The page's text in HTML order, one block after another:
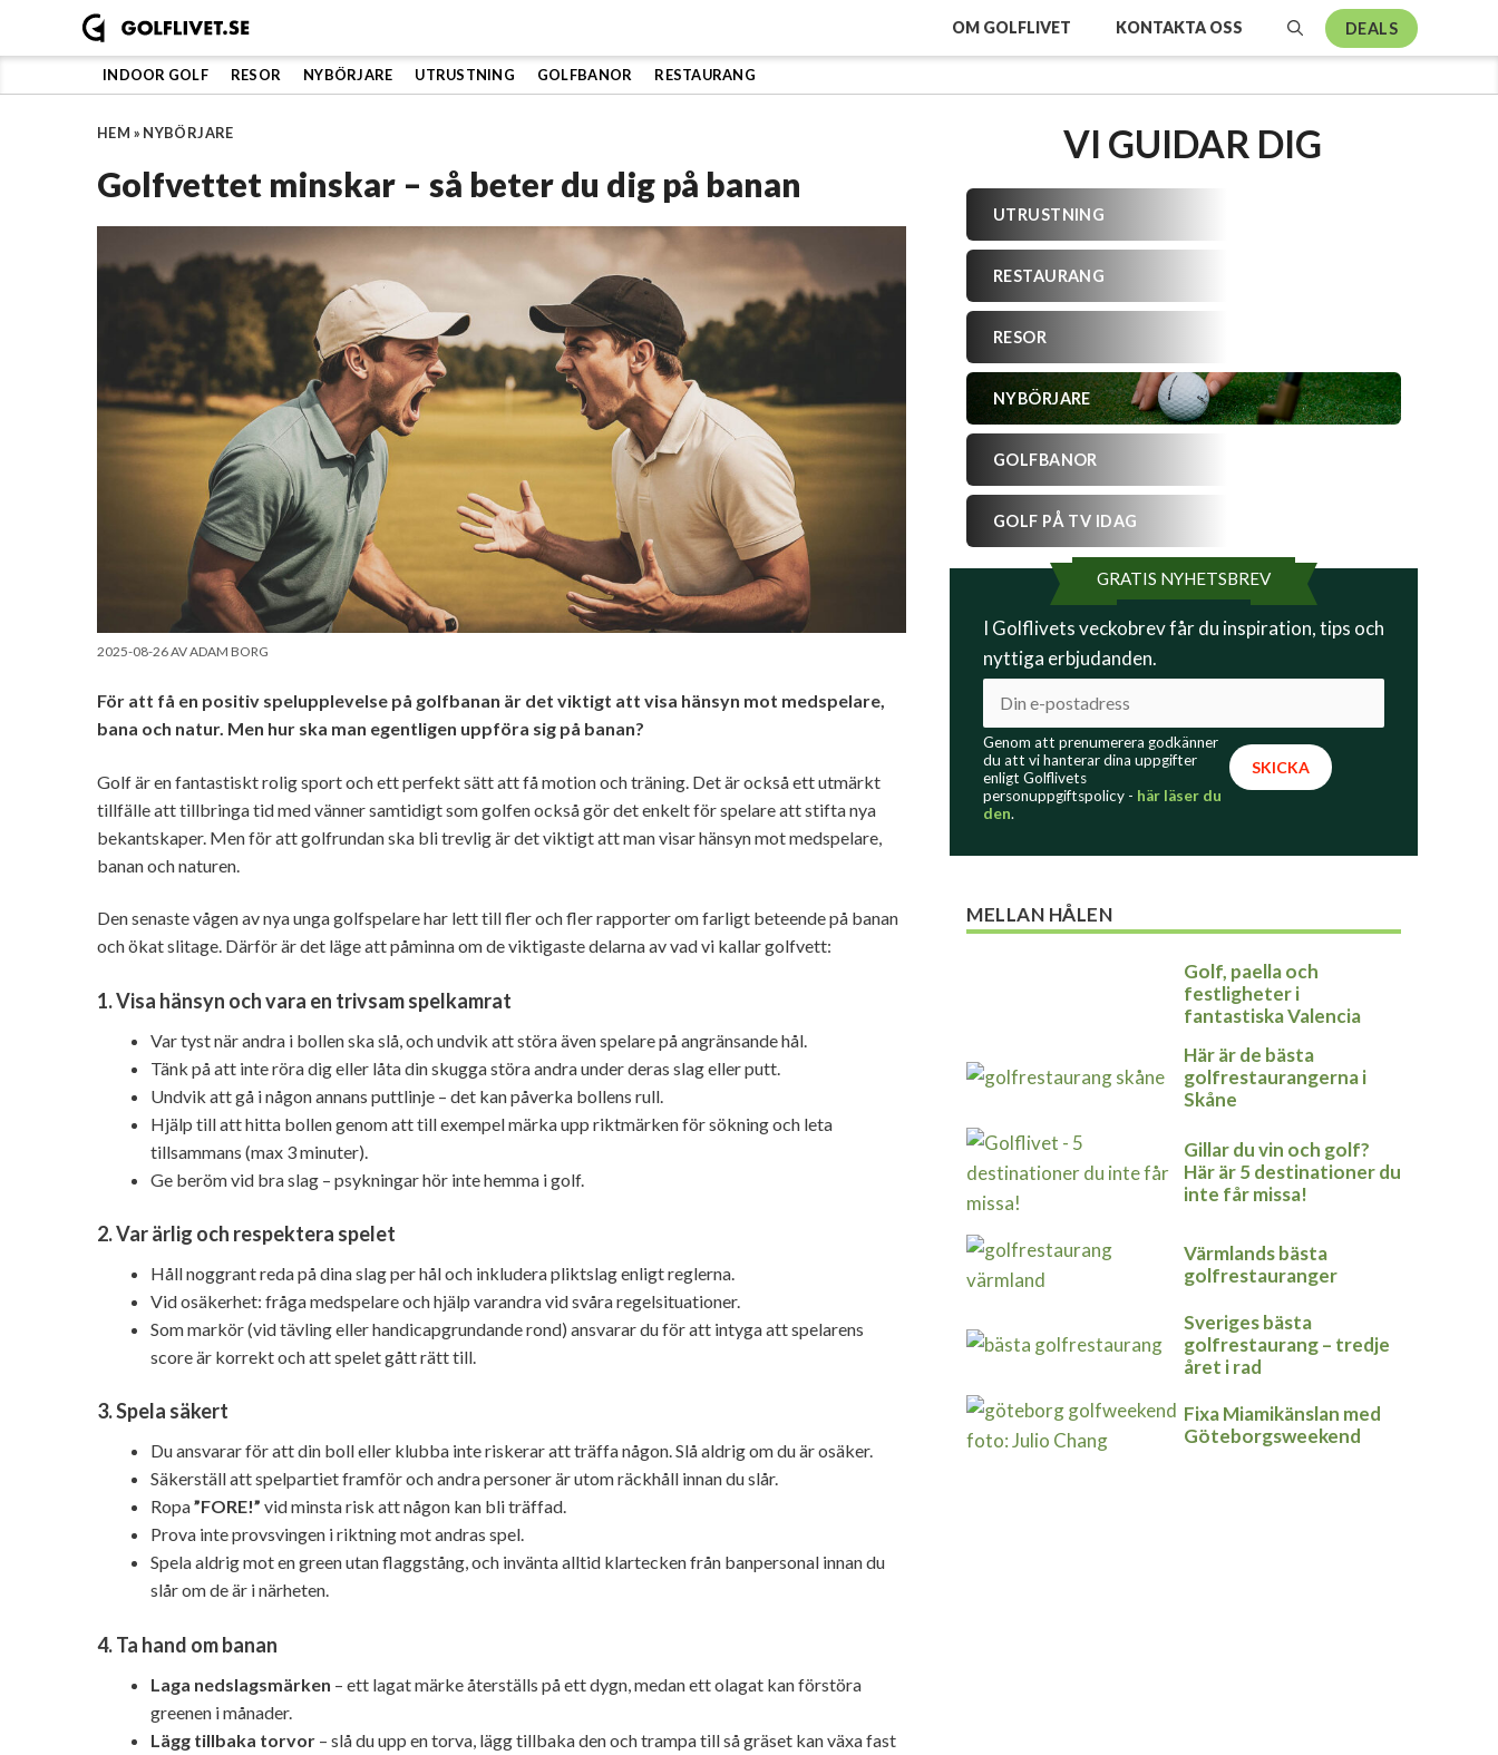
OM GOLFLIVET KONTAKTA OSS DEALS
INDOOR GOLF RESOR NYBÖRJARE UTRUSTNING GOLFBANOR RESTAURANG
HEM » NYBÖRJARE
Golfvettet minskar – så beter du dig på banan
2025-08-26AVADAM BORG
För att få en positiv spelupplevelse på golfbanan är det viktigt att visa hänsyn mot medspelare,
bana och natur. Men hur ska man egentligen uppföra sig på banan?
Golf är en fantastiskt rolig sport och ett perfekt sätt att få motion och träning. Det är också ett utmärkt
tillfälle att tillbringa tid med vänner samtidigt som golfen också gör det enkelt för spelare att stifta nya
bekantskaper. Men för att golfrundan ska bli trevlig är det viktigt att man visar hänsyn mot medspelare,
banan och naturen.
Den senaste vågen av nya unga golfspelare har lett till fler och fler rapporter om farligt beteende på banan
och ökat slitage. Därför är det läge att påminna om de viktigaste delarna av vad vi kallar golfvett:
1. Visa hänsyn och vara en trivsam spelkamrat
Var tyst när andra i bollen ska slå, och undvik att störa även spelare på angränsande hål.
Tänk på att inte röra dig eller låta din skugga störa andra under deras slag eller putt.
Undvik att gå i någon annans puttlinje – det kan påverka bollens rull.
Hjälp till att hitta bollen genom att till exempel märka upp riktmärken för sökning och leta
tillsammans (max 3 minuter).
Ge beröm vid bra slag – psykningar hör inte hemma i golf.
2. Var ärlig och respektera spelet
Håll noggrant reda på dina slag per hål och inkludera pliktslag enligt reglerna.
Vid osäkerhet: fråga medspelare och hjälp varandra vid svåra regelsituationer.
Som markör (vid tävling eller handicapgrundande rond) ansvarar du för att intyga att spelarens
score är korrekt och att spelet gått rätt till.
3. Spela säkert
Du ansvarar för att din boll eller klubba inte riskerar att träffa någon. Slå aldrig om du är osäker.
Säkerställ att spelpartiet framför och andra personer är utom räckhåll innan du slår.
Ropa”FORE!” vid minsta risk att någon kan bli träffad.
Prova inte provsvingen i riktning mot andras spel.
Spela aldrig mot en green utan flaggstång, och invänta alltid klartecken från banpersonal innan du
slår om de är i närheten.
4. Ta hand om banan
Laga nedslagsmärken – ett lagat märke återställs på ett dygn, medan ett olagat kan förstöra
greenen i månader.
Lägg tillbaka torvor – slå du upp en torva, lägg tillbaka den och trampa till så gräset kan växa fast
VI GUIDAR DIG
UTRUSTNING
RESTAURANG
RESOR
NYBÖRJARE
GOLFBANOR
GOLF PÅ TV IDAG
GRATIS NYHETSBREV
I Golflivets veckobrev får du inspiration, tips och
nyttiga erbjudanden.
Genom att prenumerera godkänner
du att vi hanterar dina uppgifter
enligt Golflivets
personuppgiftspolicy - här läser du
den.
MELLAN HÅLEN
Golf, paella och
festligheter i
fantastiska Valencia
Här är de bästa
golfrestaurangerna i
Skåne
Gillar du vin och golf?
Här är 5 destinationer du
inte får missa!
Värmlands bästa
golfrestauranger
Sveriges bästa
golfrestaurang – tredje
året i rad
Fixa Miamikänslan med
Göteborgsweekend